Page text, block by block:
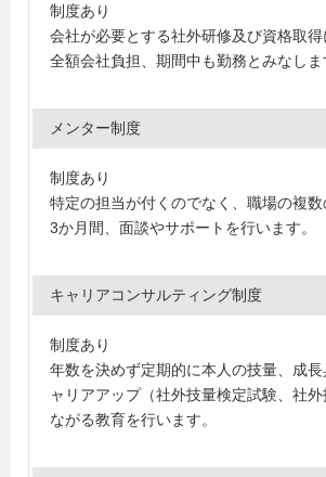
制度あり
会社が必要とする社外研修及び資格取
全額会社負担、期間中も勤務とみなしま
メンター制度
制度あり
特定の担当が付くのでなく、職場の複
3か月間、面談やサポートを行います。
キャリアコンサルティング制度
制度あり
年数を決めず定期的に本人の技量、成
ャリアアップ（社外技量検定試験、社
ながる教育を行います。